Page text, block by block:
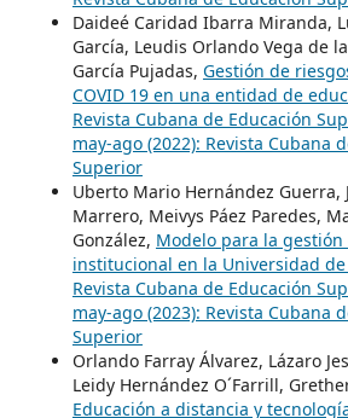
Daideé Caridad Ibarra Miranda,
García, Leudis Orlando Vega de
García Pujadas, Gestión de
COVID 19 en una entidad de
Revista Cubana de Educación
may-ago (2022): Revista Cubana
Superior
Uberto Mario Hernández Guerra,
Marrero, Meivys Páez Paredes,
González, Modelo para la
institucional en la Universidad de
Revista Cubana de Educación
may-ago (2023): Revista Cubana
Superior
Orlando Farray Álvarez, Lázaro
Leidy Hernández O´Farrill,
Educación a distancia y